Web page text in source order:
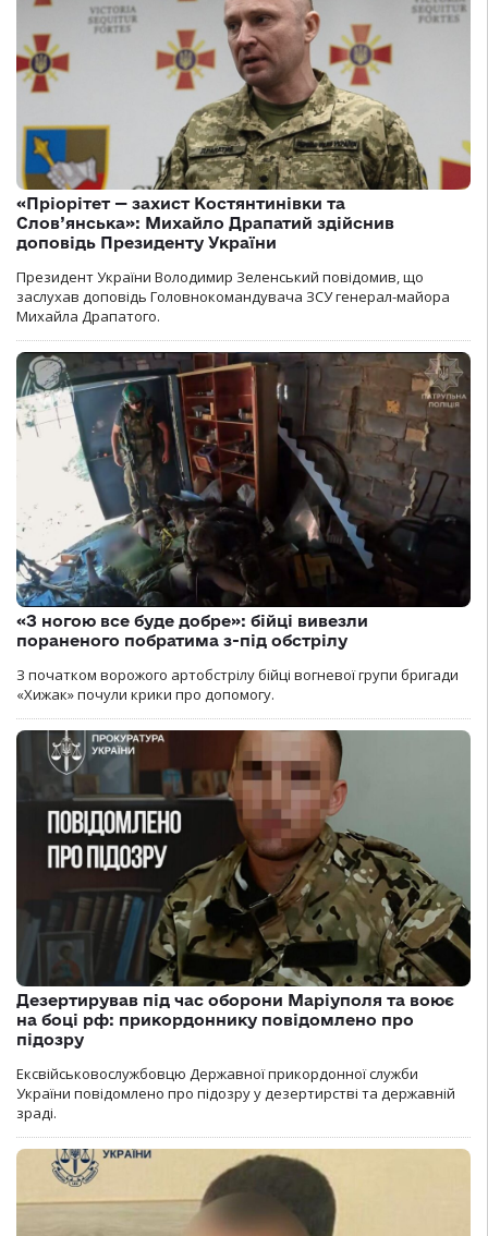
«Пріорітет — захист Костянтинівки та
Слов’янська»: Михайло Драпатий здійснив
доповідь Президенту України
Президент України Володимир Зеленський повідомив, що
заслухав доповідь Головнокомандувача ЗСУ генерал-майора
Михайла Драпатого.
«З ногою все буде добре»: бійці вивезли
пораненого побратима з-під обстрілу
З початком ворожого артобстрілу бійці вогневої групи бригади
«Хижак» почули крики про допомогу.
Дезертирував під час оборони Маріуполя та воює
на боці рф: прикордоннику повідомлено про
підозру
Ексвійськовослужбовцю Державної прикордонної служби
України повідомлено про підозру у дезертирстві та державній
зраді.